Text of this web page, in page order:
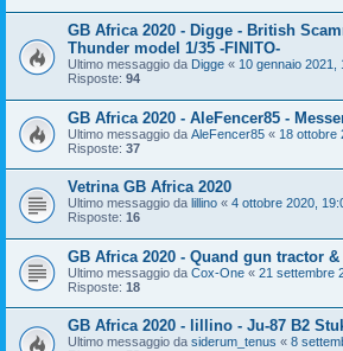
GB Africa 2020 - Digge - British
Thunder model 1/35 -FINITO-
Ultimo messaggio da Digge « 10 gennaio 2021,
Risposte: 94
GB Africa 2020 - AleFencer85 -
Ultimo messaggio da AleFencer85 « 18 ottobre
Risposte: 37
Vetrina GB Africa 2020
Ultimo messaggio da lillino « 4 ottobre 2020,
Risposte: 16
GB Africa 2020 - Quand gun tractor
Ultimo messaggio da Cox-One « 21 settembre
Risposte: 18
GB Africa 2020 - lillino - Ju-87 B2
Ultimo messaggio da siderum_tenus « 8